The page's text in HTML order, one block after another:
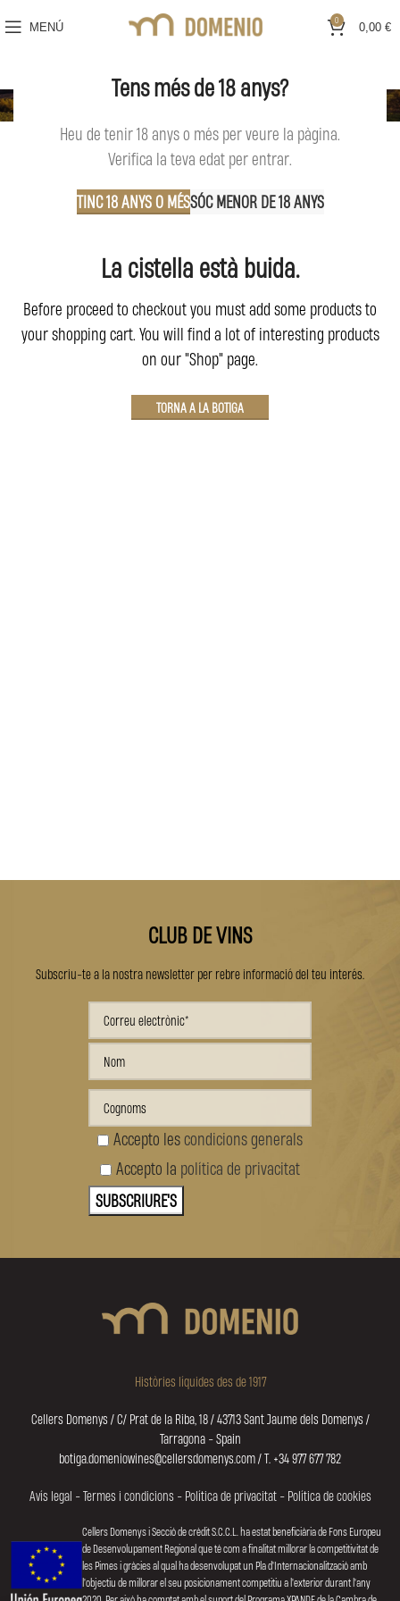
Tens més de 18 anys?
Heu de tenir 18 anys o més per veure la pàgina.
Verifica la teva edat per entrar.
TINC 18 ANYS O MÉSSÓC MENOR DE 18 ANYS
MENÚ 0 0,00 €
CARRO DE LA COMPRA
La cistella està buida.
Before proceed to checkout you must add some products to
your shopping cart. You will find a lot of interesting products
on our "Shop" page.
TORNA A LA BOTIGA
CLUB DE VINS
Subscriu-te a la nostra newsletter per rebre informació del teu interés.
Accepto lescondicions generals
Accepto la política de privacitat
Històries líquides des de 1917
Cellers Domenys / C/ Prat de la Riba, 18 / 43713 Sant Jaume dels Domenys /
Tarragona - Spain
botiga.domeniowines@cellersdomenys.com / T. +34 977 677 782
Avís legal -Termes i condicions - Política de privacitat- Política de cookies
Cellers Domenys i Secció de crèdit S.C.C.L. ha estat beneficiària de Fons Europeu
de Desenvolupament Regional que té com a finalitat millorar la competitivitat de
les Pimes i gràcies al qual ha desenvolupat un Pla d'Internacionalització amb
l'objectiu de millorar el seu posicionament competitiu a l'exterior durant l'any